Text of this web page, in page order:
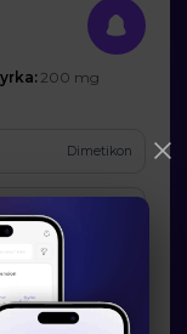
200 mg
Dimetikon
Health B.V.